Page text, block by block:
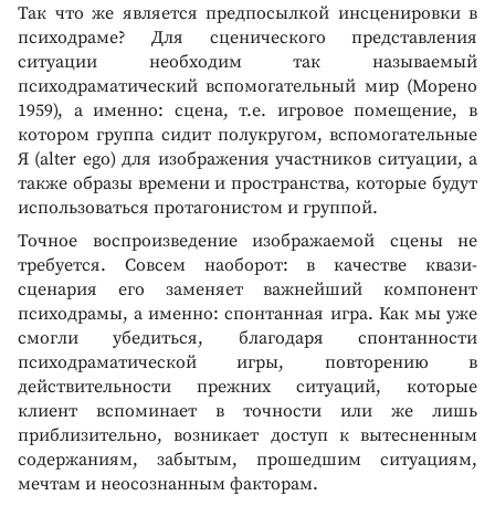
Так что же является предпосылкой инсценировки в
психодраме? Для сценического представления
ситуации необходим так называемый
психодраматический вспомогательный мир (Морено
1959), а именно: сцена, т.е. игровое помещение, в
котором группа сидит полукругом, вспомогательные
Я (alter ego) для изображения участников ситуации, а
также образы времени и пространства, которые будут
использоваться протагонистом и группой.
Точное воспроизведение изображаемой сцены не
требуется. Совсем наоборот: в качестве квази-
сценария его заменяет важнейший компонент
психодрамы, а именно: спонтанная игра. Как мы уже
смогли убедиться, благодаря спонтанности
психодраматической игры, повторению в
действительности прежних ситуаций, которые
клиент вспоминает в точности или же лишь
приблизительно, возникает доступ к вытесненным
содержаниям, забытым, прошедшим ситуациям,
мечтам и неосознанным факторам.